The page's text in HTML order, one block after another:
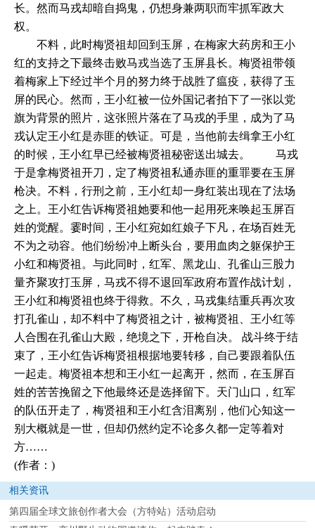
长。然而马戎却暗自捣鬼，仍想身兼两职而牢抓军政大
权。
不料，此时梅贤祖却回到玉屏，在梅家大药房和王小
红的支持之下最终击败马戎当选了玉屏县长。梅贤祖带领
着梅家上下经过半个月的努力终于战胜了瘟疫，获得了玉
屏的民心。然而，王小红被一位外国记者拍下了一张以党
旗为背景的照片，这张照片落在了马戎的手里，成为了马
戎认定王小红是赤匪的铁证。可是，当他前去缉拿王小红
的时候，王小红早已经被梅贤祖秘密送出城去。 马戎
于是拿梅贤祖开刀，定了梅贤祖私通赤匪的重罪要在玉屏
枪决。不料，行刑之前，王小红却一身红装出现在了法场
之上。王小红告诉梅贤祖她要和他一起用死来唤起玉屏百
姓的觉醒。霎时间，王小红宛如红娘子下凡，在场百姓无
不为之动容。他们纷纷冲上断头台，要用血肉之躯保护王
小红和梅贤祖。与此同时，红军、黑龙山、孔雀山三股力
量齐聚攻打玉屏，马戎不得不退回军政府布置作战计划，
王小红和梅贤祖也终于得救。不久，马戎集结重兵再次攻
打孔雀山，却不料中了梅贤祖之计，被梅贤祖、王小红等
人合围在孔雀山大殿，绝境之下，开枪自决。 战斗终于结
束了，王小红告诉梅贤祖根据地要转移，自己要跟着队伍
一起走。梅贤祖本想和王小红一起离开，然而，在玉屏百
姓的苦苦挽留之下他最终还是选择留下。天门山口，红军
的队伍开走了，梅贤祖和王小红含泪离别，他们心知这一
别大概就是一世，但却仍然约定不论多久都一定等着对
方……
(作者：)
相关资讯
第四届全球文旅创作者大会（方特站）活动启动